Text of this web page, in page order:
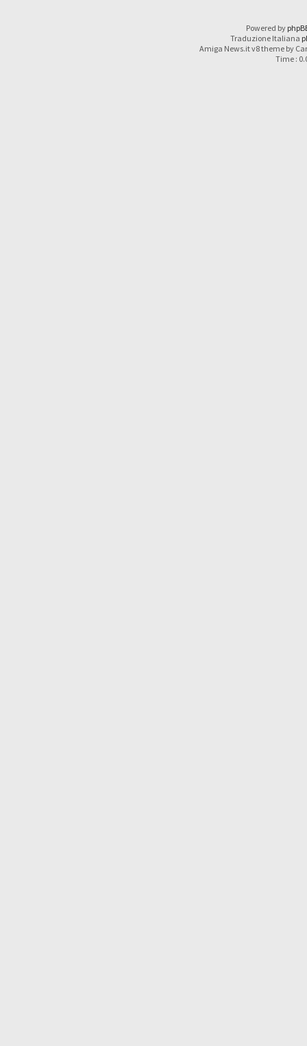
Powered by
Traduzione Italiana
Amiga News.it v8 theme by
Time :